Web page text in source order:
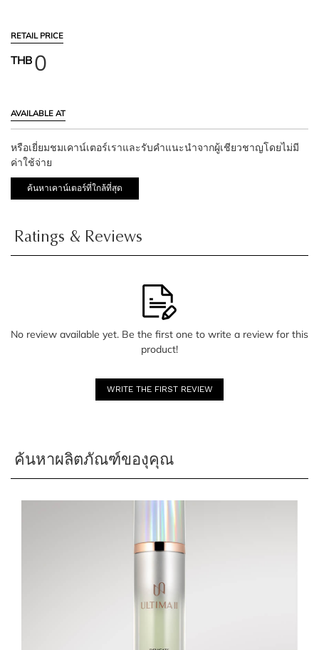
RETAIL PRICE
THB0
AVAILABLE AT
หรือเยี่ยมชมเคาน์เตอร์เราและรับคำแนะนำจากผู้เชียวชาญโดยไม่มี
ค่าใช้จ่าย
ค้นหาเคาน์เตอร์ที่ใกล้ที่สุด
Ratings & Reviews
No review available yet. Be the first one to write a review for this
product!
WRITE THE FIRST REVIEW
ค้นหาผลิตภัณฑ์ของุคุณ